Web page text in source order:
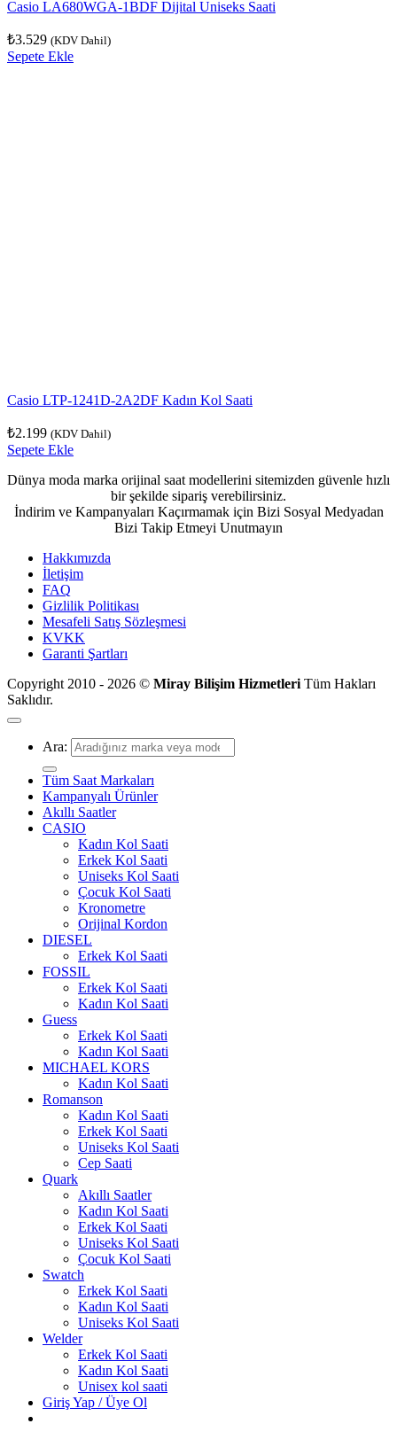
Casio LA680WGA-1BDF Dijital Uniseks Saati
₺3.529 (KDV Dahil)
Sepete Ekle
Casio LTP-1241D-2A2DF Kadın Kol Saati
₺2.199 (KDV Dahil)
Sepete Ekle
Dünya moda marka orijinal saat modellerini sitemizden güvenle hızlı
bir şekilde sipariş verebilirsiniz.
İndirim ve Kampanyaları Kaçırmamak için Bizi Sosyal Medyadan
Bizi Takip Etmeyi Unutmayın
Hakkımızda
İletişim
FAQ
Gizlilik Politikası
Mesafeli Satış Sözleşmesi
KVKK
Garanti Şartları
Copyright 2010 - 2026 © Miray Bilişim Hizmetleri Tüm Hakları
Saklıdır.
Ara:
Tüm Saat Markaları
Kampanyalı Ürünler
Akıllı Saatler
CASIO
Kadın Kol Saati
Erkek Kol Saati
Uniseks Kol Saati
Çocuk Kol Saati
Kronometre
Orijinal Kordon
DIESEL
Erkek Kol Saati
FOSSIL
Erkek Kol Saati
Kadın Kol Saati
Guess
Erkek Kol Saati
Kadın Kol Saati
MICHAEL KORS
Kadın Kol Saati
Romanson
Kadın Kol Saati
Erkek Kol Saati
Uniseks Kol Saati
Cep Saati
Quark
Akıllı Saatler
Kadın Kol Saati
Erkek Kol Saati
Uniseks Kol Saati
Çocuk Kol Saati
Swatch
Erkek Kol Saati
Kadın Kol Saati
Uniseks Kol Saati
Welder
Erkek Kol Saati
Kadın Kol Saati
Unisex kol saati
Giriş Yap / Üye Ol